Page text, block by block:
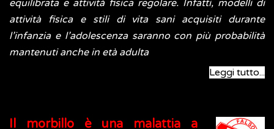
equilibrata e attività fisica regolare. Infatti, modelli di
attività fisica e stili di vita sani acquisiti durante
l’infanzia e l’adolescenza saranno con più probabilità
mantenuti anche in età adulta
Leggi tutto...
Il morbillo è una malattia a